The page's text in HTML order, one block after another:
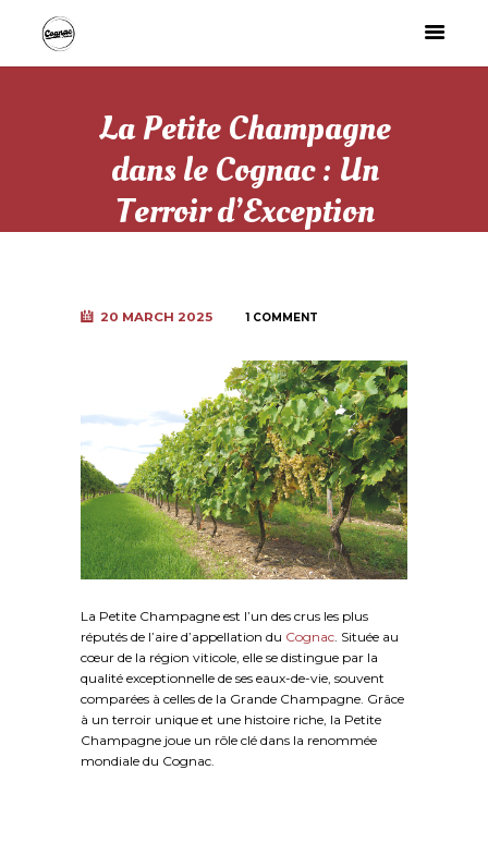
La Petite Champagne
dans le Cognac : Un
Terroir d’Exception
20 MARCH 2025 1 COMMENT
La Petite Champagne est l’un des crus les plus
réputés de l’aire d’appellation du Cognac . Située au
cœur de la région viticole, elle se distingue par la
qualité exceptionnelle de ses eaux-de-vie, souvent
comparées à celles de la Grande Champagne. Grâce
à un terroir unique et une histoire riche, la Petite
Champagne joue un rôle clé dans la renommée
mondiale du Cognac.